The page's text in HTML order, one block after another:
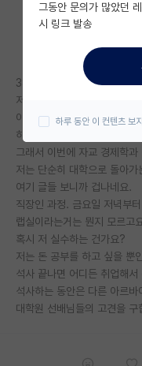
미국 유학 게시판
미국 대학원 합격
대학원생 모집 게시판
연구실(PI) 홍보 게
석박사 채용 정보 게
임용 정보 게시판
학부 인턴 게시판
취업 게시판
임용 후기 게시판
38세 공기업 재직자입니다
저 혼자 최저생활 할 수준은 모
이제 적성에 안 맞는 회사생활
하고 싶던 금융 공부 하려고요.
그래서 이번에 자교 경제학
저는 단순히 대학으로 돌아가
여기 글들 보니까 겁나네요.
직장인 과정. 금요일 저녁부
랩실이라는거는 뭔지 모르고
혹시 저 실수하는 건가요?
저는 돈 공부를 하고 싶을 뿐
석사 끝나면 어디든 취업해서
석사하는 동안은 다른 아르바
대학원 선배님들의 고견을
그동안 문의가 많았던
시 링크 발송
하루 동안 이 컨텐츠 보